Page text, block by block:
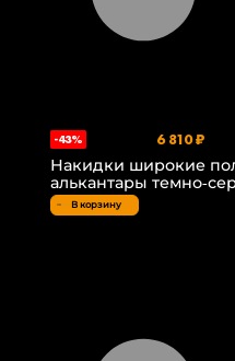
-43% 6 810 ₽
Накидки широкие
алькантары темно-
В корзину